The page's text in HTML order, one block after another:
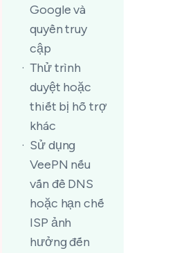
Google và
quyền truy
cập
Thử trình
duyệt hoặc
thiết bị hỗ trợ
khác
Sử dụng
VeePN nếu
vấn đề DNS
hoặc hạn chế
ISP ảnh
hưởng đến